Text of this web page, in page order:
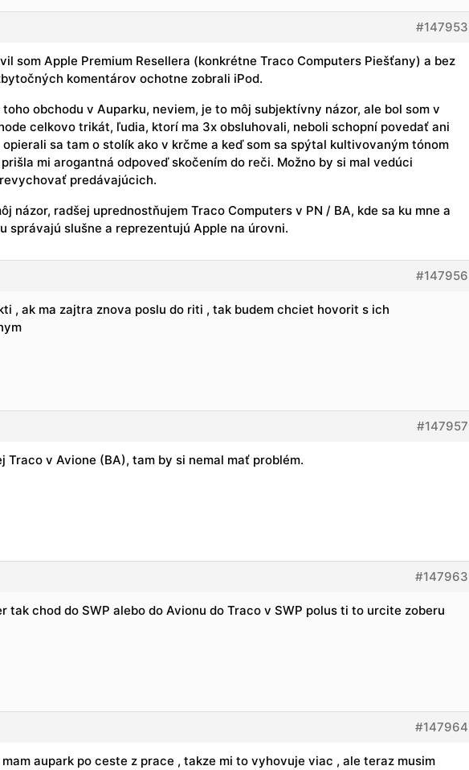
#147953
som Apple Premium Resellera (konkrétne Traco Computers Piešťany) a bez
komentárov ochotne zobrali iPod.
obchodu v Auparku, neviem, je to môj subjektívny názor, ale bol som v
celkovo trikát, ľudia, ktorí ma 3x obsluhovali, neboli schopní povedať ani
opierali sa tam o stolík ako v krčme a keď som sa spýtal kultivovaným tónom
mi arogantná odpoveď skočením do reči. Možno by si mal vedúci
predávajúcich.
názor, radšej uprednostňujem Traco Computers v PN / BA, kde sa ku mne a
správajú slušne a reprezentujú Apple na úrovni.
#147956
, ak ma zajtra znova poslu do riti , tak budem chciet hovorit s ich
#147957
Traco v Avione (BA), tam by si nemal mať problém.
#147963
tak chod do SWP alebo do Avionu do Traco v SWP polus ti to urcite zoberu
#147964
aupark po ceste z prace , takze mi to vyhovuje viac , ale teraz musim